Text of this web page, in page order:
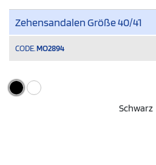
Zehensandalen Größe 40/41
CODE. MO2894
Schwarz